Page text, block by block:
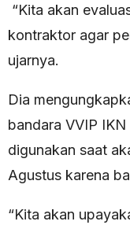
“Kita akan
kontraktor agar
ujarnya.
Dia
bandara VVIP
digunakan saat
Agustus karena
“Kita akan